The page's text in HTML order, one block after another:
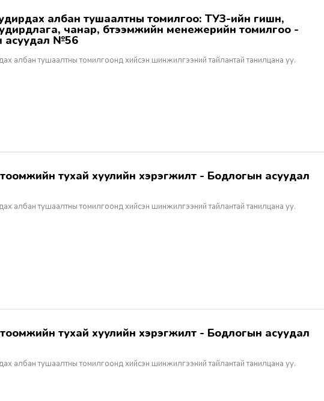
удирдлага, чанар, бүтээмжийн менежерийн томилгоо -
асуудал №56
албан тушаалтны томилгоонд хийсэн шинжилгээний тайлантай танилцана уу.
албан тушаалтны томилгоонд хийсэн шинжилгээний тайлантай танилцана уу.
албан тушаалтны томилгоонд хийсэн шинжилгээний тайлантай танилцана уу.